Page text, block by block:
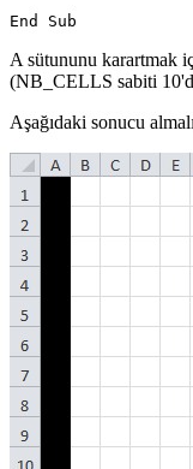
A sütununu karartmak
(NB_CELLS sabiti
Aşağıdaki sonucu